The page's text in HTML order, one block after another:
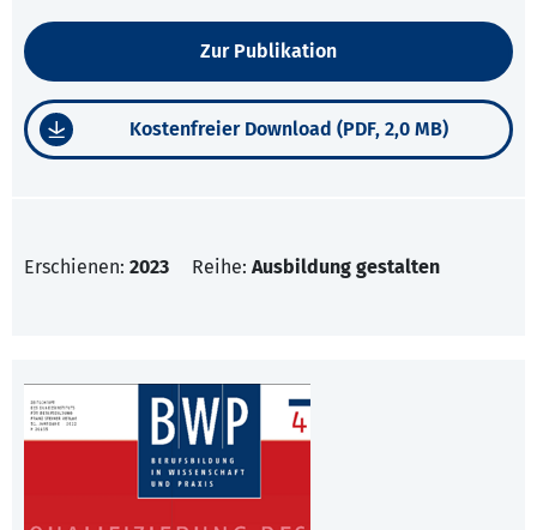
Zur Publikation
Kostenfreier Download (PDF, 2,0 MB)
Erschienen: 2023 Reihe: Ausbildung gestalten